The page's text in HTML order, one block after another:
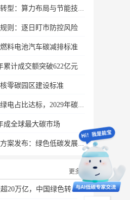
：算力布局与节能技术突破
则：逐日盯市防控风险
料电池汽车碳减排标准
累计成交额突破622亿元
零碳园区建设标准
比达标，2029年碳排目标明确
成全球最大碳市场
发布：绿色低碳发展路线图
更多
十五五能源投资超20万亿，中国绿色转型提速